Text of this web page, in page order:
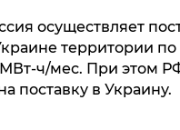
осуществляет
территории
ч/мес. При этом
поставку в Украину.